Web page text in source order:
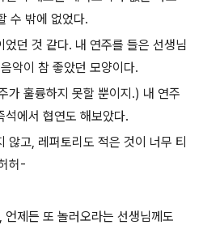
수 밖에 없었다.
던 것 같다. 내 연주를 들은 선생님
악이 참 좋았던 모양이다.
가 훌륭하지 못할 뿐이지.) 내 연주
에서 협연도 해보았다.
않고, 레퍼토리도 적은 것이 너무 티
허-
제든 또 놀러오라는 선생님께도